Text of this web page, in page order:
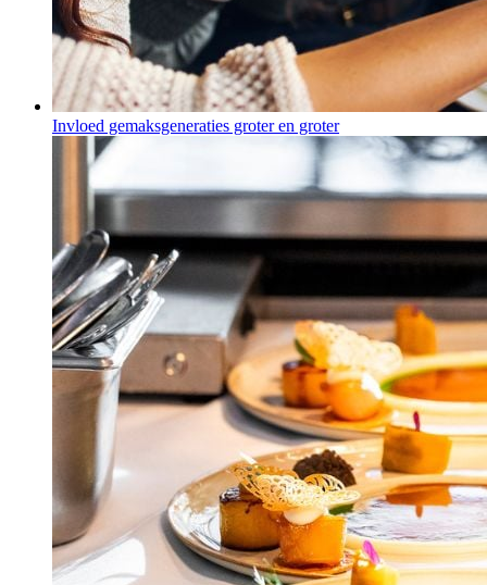
Invloed gemaksgeneraties groter en groter